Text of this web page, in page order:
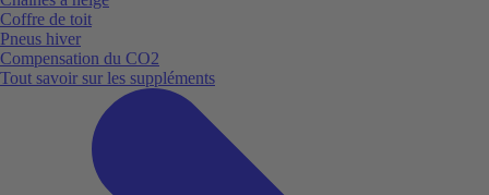
Coffre de toit
Pneus hiver
Compensation du CO2
Tout savoir sur les suppléments